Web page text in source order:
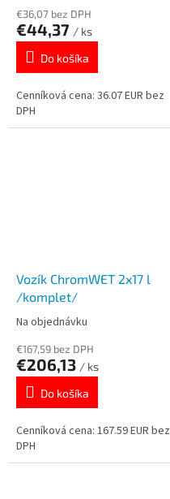
€36,07 bez DPH
€44,37 / ks
Do košíka
Cenníková cena: 36.07 EUR bez
DPH
Vozík ChromWET 2x17 l
/komplet/
Na objednávku
€167,59 bez DPH
€206,13 / ks
Do košíka
Cenníková cena: 167.59 EUR bez
DPH